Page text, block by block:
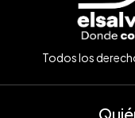
Todos los